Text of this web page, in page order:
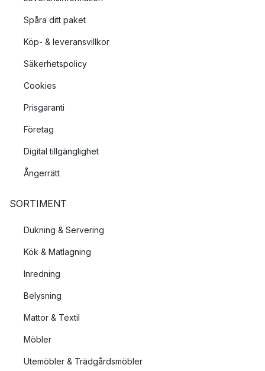
Spåra ditt paket
Köp- & leveransvillkor
Säkerhetspolicy
Cookies
Prisgaranti
Företag
Digital tillgänglighet
Ångerrätt
SORTIMENT
Dukning & Servering
Kök & Matlagning
Inredning
Belysning
Mattor & Textil
Möbler
Utemöbler & Trädgårdsmöbler